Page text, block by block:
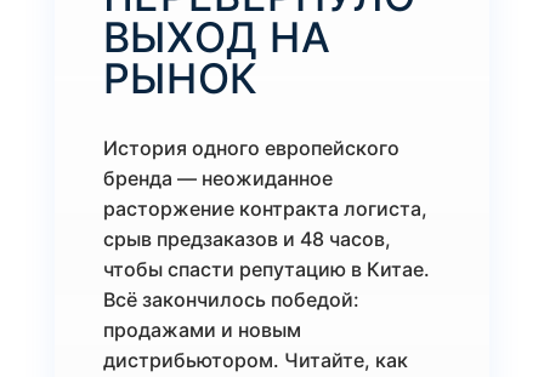
ВЫХОД НА
РЫНОК
История одного европейского
бренда — неожиданное
расторжение контракта логиста,
срыв предзаказов и 48 часов,
чтобы спасти репутацию в Китае.
Всё закончилось победой:
продажами и новым
дистрибьютором. Читайте, как